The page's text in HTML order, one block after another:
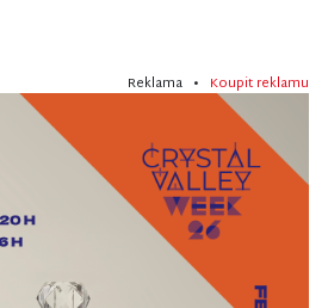
Reklama • Koupit reklamu